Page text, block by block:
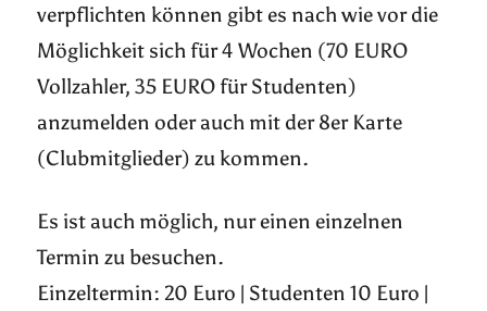
verpflichten können gibt es nach wie vor die
Möglichkeit sich für 4 Wochen (70 EURO
Vollzahler, 35 EURO für Studenten)
anzumelden oder auch mit der 8er Karte
(Clubmitglieder) zu kommen.
Es ist auch möglich, nur einen einzelnen
Termin zu besuchen.
Einzeltermin: 20 Euro | Studenten 10 Euro |